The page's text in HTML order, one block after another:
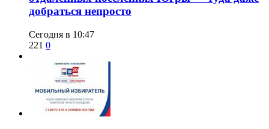
добраться непросто
Сегодня в 10:47
221 0